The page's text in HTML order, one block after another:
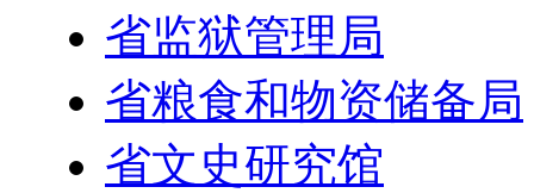
省监狱管理局
省粮食和物资储备局
省文史研究馆